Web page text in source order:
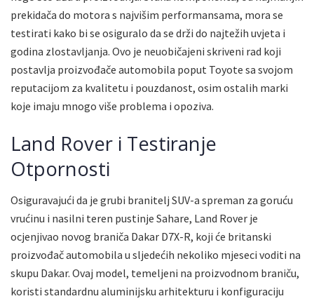
prekidača do motora s najvišim performansama, mora se
testirati kako bi se osiguralo da se drži do najtežih uvjeta i
godina zlostavljanja. Ovo je neuobičajeni skriveni rad koji
postavlja proizvođače automobila poput Toyote sa svojom
reputacijom za kvalitetu i pouzdanost, osim ostalih marki
koje imaju mnogo više problema i opoziva.
Land Rover i Testiranje
Otpornosti
Osiguravajući da je grubi branitelj SUV-a spreman za goruću
vrućinu i nasilni teren pustinje Sahare, Land Rover je
ocjenjivao novog braniča Dakar D7X-R, koji će britanski
proizvođač automobila u sljedećih nekoliko mjeseci voditi na
skupu Dakar. Ovaj model, temeljeni na proizvodnom braniču,
koristi standardnu aluminijsku arhitekturu i konfiguraciju